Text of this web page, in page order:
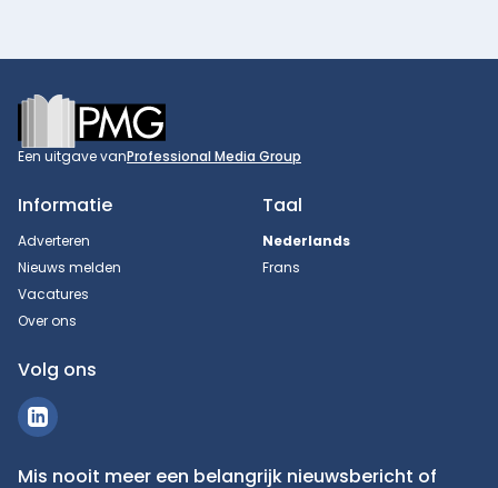
Footer
Een uitgave vanProfessional Media Group
Informatie
Adverteren
Nieuws melden
Vacatures
Over ons
Taal
Nederlands
Frans
Volg ons
Mis nooit meer een belangrijk nieuwsbericht of